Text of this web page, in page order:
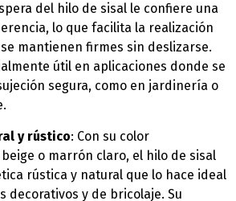
del hilo de sisal le confiere una
lo que facilita la realización
mantienen firmes sin deslizarse.
útil en aplicaciones donde se
segura, como en jardinería o
y rústico: Con su color
o marrón claro, el hilo de sisal
rústica y natural que lo hace ideal
decorativos y de bricolaje. Su